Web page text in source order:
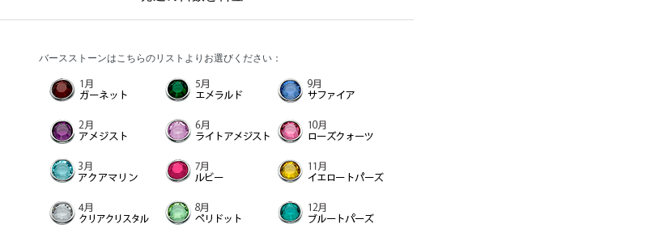
バースストーンはこちらのリストよりお選びください：